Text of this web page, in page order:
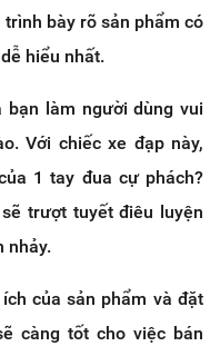
bày rõ sản phẩm có
hiểu nhất.
bạn làm người dùng vui
Với chiếc xe đạp này,
1 tay đua cự phách?
trượt tuyết điêu luyện
nhảy.
của sản phẩm và đặt
càng tốt cho việc bán